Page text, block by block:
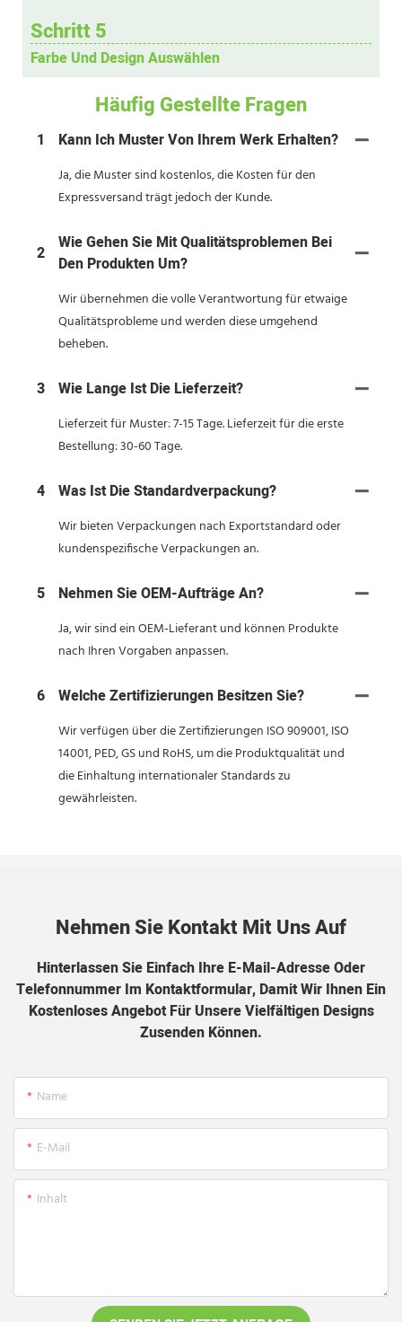
Schritt 5
Farbe Und Design Auswählen
Häufig Gestellte Fragen
1 Kann Ich Muster Von Ihrem Werk Erhalten?
Ja, die Muster sind kostenlos, die Kosten für den
Expressversand trägt jedoch der Kunde.
2
Wie Gehen Sie Mit Qualitätsproblemen Bei
Den Produkten Um?
Wir übernehmen die volle Verantwortung für etwaige
Qualitätsprobleme und werden diese umgehend
beheben.
3 Wie Lange Ist Die Lieferzeit?
Lieferzeit für Muster: 7-15 Tage. Lieferzeit für die erste
Bestellung: 30-60 Tage.
4 Was Ist Die Standardverpackung?
Wir bieten Verpackungen nach Exportstandard oder
kundenspezifische Verpackungen an.
5 Nehmen Sie OEM-Aufträge An?
Ja, wir sind ein OEM-Lieferant und können Produkte
nach Ihren Vorgaben anpassen.
6 Welche Zertifizierungen Besitzen Sie?
Wir verfügen über die Zertifizierungen ISO 909001, ISO
14001, PED, GS und RoHS, um die Produktqualität und
die Einhaltung internationaler Standards zu
gewährleisten.
Nehmen Sie Kontakt Mit Uns Auf
Hinterlassen Sie Einfach Ihre E-Mail-Adresse Oder
Telefonnummer Im Kontaktformular, Damit Wir Ihnen Ein
Kostenloses Angebot Für Unsere Vielfältigen Designs
Zusenden Können.
Name
E-Mail
Inhalt